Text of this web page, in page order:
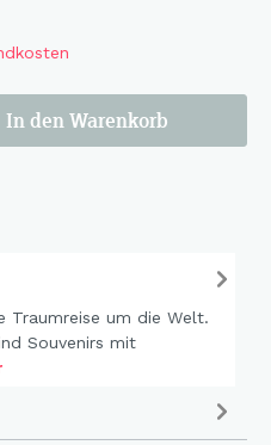
In den Warenkorb
um die Welt.
Souvenirs mit